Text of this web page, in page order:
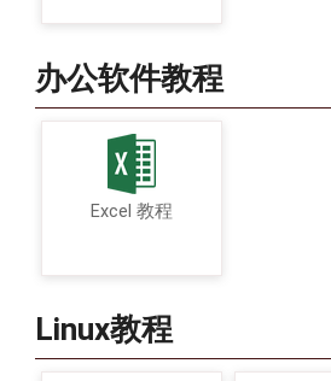
办公软件教程
Excel 教程
Linux教程